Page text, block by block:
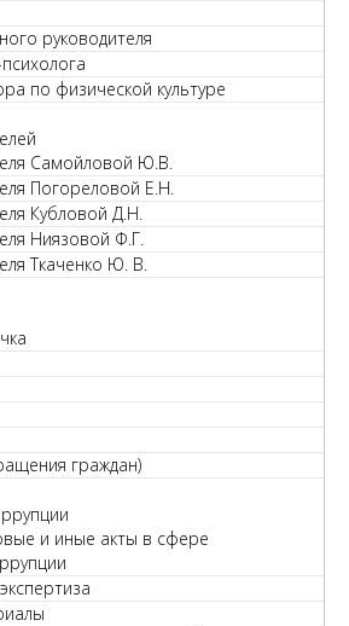
руководителя
по физической культуре
Самойловой Ю.В.
Погореловой Е.Н.
Кубловой Д.Н.
Ниязовой Ф.Г.
Ткаченко Ю. В.
граждан)
и иные акты в сфере